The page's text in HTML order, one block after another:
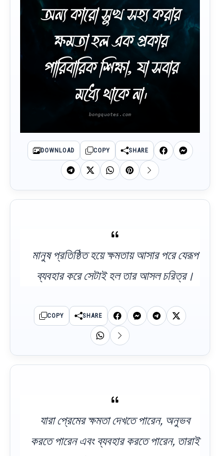
অন্য কারো সুখ সহ্য করার
ক্ষমতা হল এক প্রকার
পারিবারিক শিক্ষা, যা সবার
মধ্যে থাকে না।
DOWNLOAD COPY SHARE
মানুষ প্রতিষ্ঠিত হয়ে ক্ষমতায় আসার পরে যেরূপ
ব্যবহার করে সেটাই হল তার আসল চরিত্র।
COPY SHARE
যারা প্রেমের ক্ষমতা দেখতে পারেন, অনুভব
করতে পারেন এবং ব্যবহার করতে পারেন, তারাই